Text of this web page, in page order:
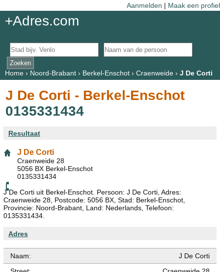
Aanmelden | Maak een profiel
+Adres.com
Home› Noord-Brabant› Berkel-Enschot› Craenweide› J De Corti
J De Corti - Berkel-Enschot
0135331434
Resultaat
J De Corti
Craenweide 28
5056 BX Berkel-Enschot
0135331434
J De Corti uit Berkel-Enschot. Persoon: J De Corti, Adres:
Craenweide 28, Postcode: 5056 BX, Stad: Berkel-Enschot,
Provincie: Noord-Brabant, Land: Nederlands, Telefoon:
0135331434.
Adres
Naam:
J De Corti